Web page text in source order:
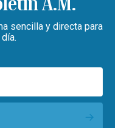
sencilla y directa para